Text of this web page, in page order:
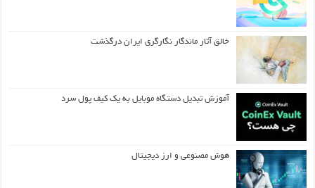
خالق آثار ماندگار نگارگری ایران درگذشت
آموزش تبدیل دستگاه موبایل به یک کیف‌ پول سرد
هوش مصنوعی و ارز دیجیتال